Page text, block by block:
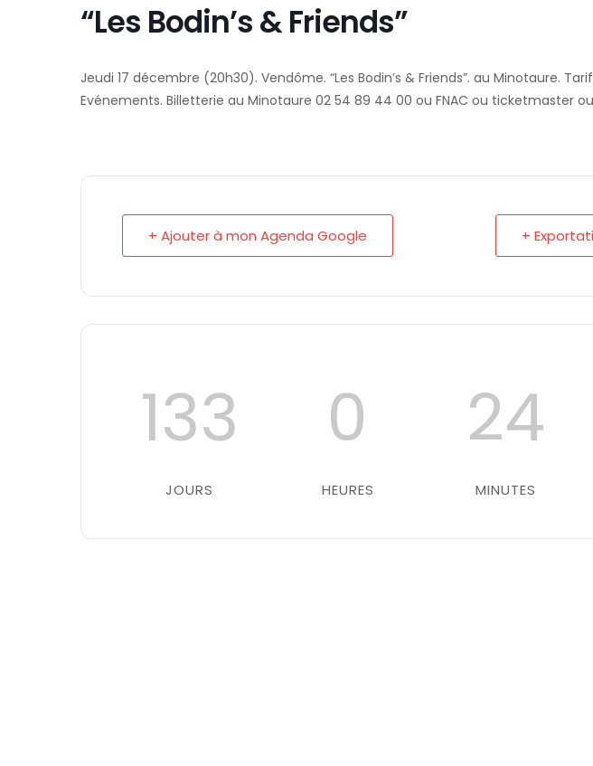
“Les Bodin’s & Friends”
Jeudi 17 décembre (20h30). Vendôme. “Les Bodin’s & Friends”. au Minotaure.
Evénements. Billetterie au Minotaure 02 54 89 44 00 ou FNAC ou ticketmaster
+ Ajouter à mon Agenda Google +
133
JOURS
0
HEURES
24
MINUTES